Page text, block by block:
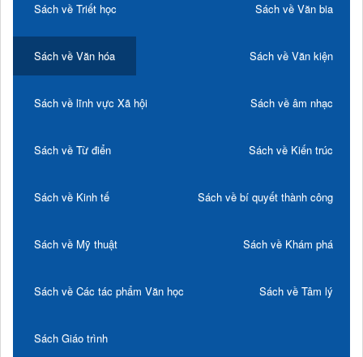
Sách về Triết học Sách về Văn bia
Sách về Văn hóa Sách về Văn kiện
Sách về lĩnh vực Xã hội Sách về âm nhạc
Sách về Từ điển Sách về Kiến trúc
Sách về Kinh tế Sách về bí quyết thành công
Sách về Mỹ thuật Sách về Khám phá
Sách về Các tác phẩm Văn học Sách về Tâm lý
Sách Giáo trình